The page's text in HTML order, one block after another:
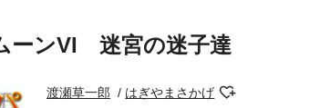
ーンVI 迷宮の迷子達
渡瀬草一郎 はぎやまさかげ